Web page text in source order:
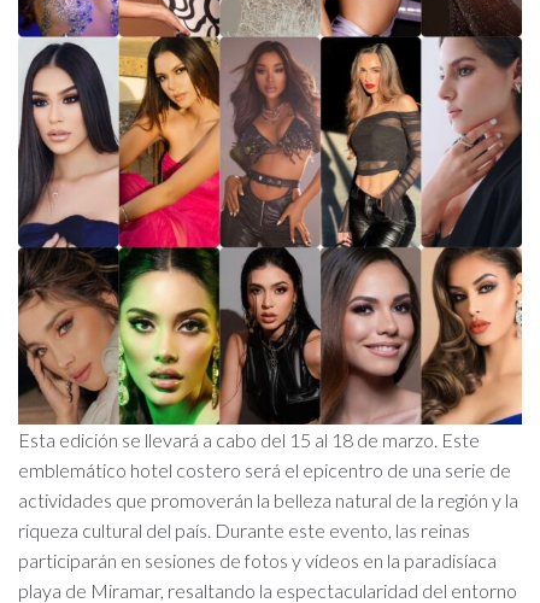
Esta edición se llevará a cabo del 15 al 18 de marzo. Este
emblemático hotel costero será el epicentro de una serie de
actividades que promoverán la belleza natural de la región y la
riqueza cultural del país. Durante este evento, las reinas
participarán en sesiones de fotos y vídeos en la paradisíaca
playa de Miramar, resaltando la espectacularidad del entorno